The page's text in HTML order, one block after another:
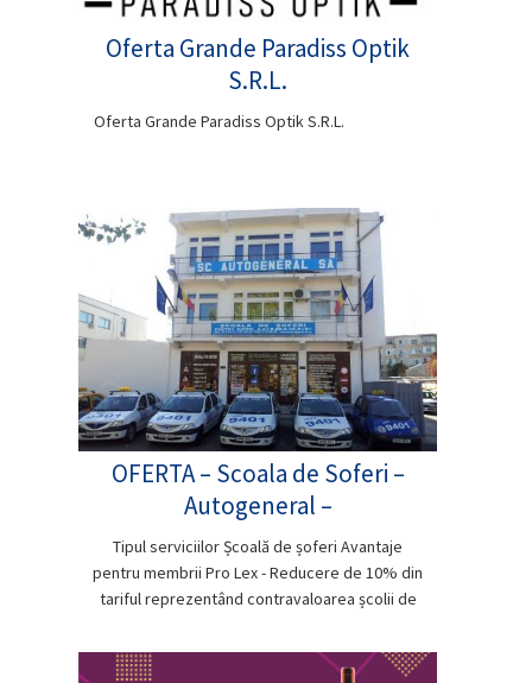
Oferta Grande Paradiss Optik
S.R.L.
Oferta Grande Paradiss Optik S.R.L.
OFERTA – Scoala de Soferi –
Autogeneral –
Tipul serviciilor Școală de șoferi Avantaje
pentru membrii Pro Lex - Reducere de 10% din
tariful reprezentând contravaloarea școlii de